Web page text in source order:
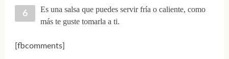
Es una salsa que puedes servir fría o caliente, como
más te guste tomarla a ti.
[fbcomments]